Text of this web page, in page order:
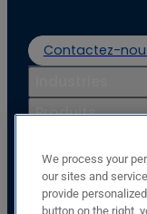
Contactez-
Produits
Soutien
Entreprise
We process your
our sites and
provide
button on the right,